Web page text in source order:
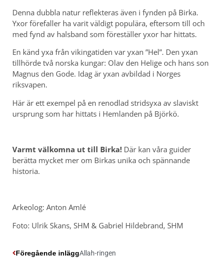
Denna dubbla natur reflekteras även i fynden på Birka.
Yxor förefaller ha varit väldigt populära, eftersom till och
med fynd av halsband som föreställer yxor har hittats.
En känd yxa från vikingatiden var yxan ”Hel”. Den yxan
tillhörde två norska kungar: Olav den Helige och hans son
Magnus den Gode. Idag är yxan avbildad i Norges
riksvapen.
Här är ett exempel på en renodlad stridsyxa av slaviskt
ursprung som har hittats i Hemlanden på Björkö.
Varmt välkomna ut till Birka! Där kan våra guider
berätta mycket mer om Birkas unika och spännande
historia.
Arkeolog: Anton Amlé
Foto: Ulrik Skans, SHM & Gabriel Hildebrand, SHM
Föregående inläggAllah-ringen